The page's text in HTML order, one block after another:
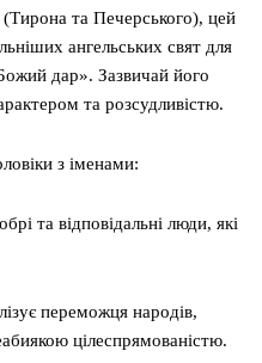
та Печерського), цей
ангельських свят для
дар». Зазвичай його
та розсудливістю.
з іменами:
відповідальні люди, які
переможця народів,
цілеспрямованістю.